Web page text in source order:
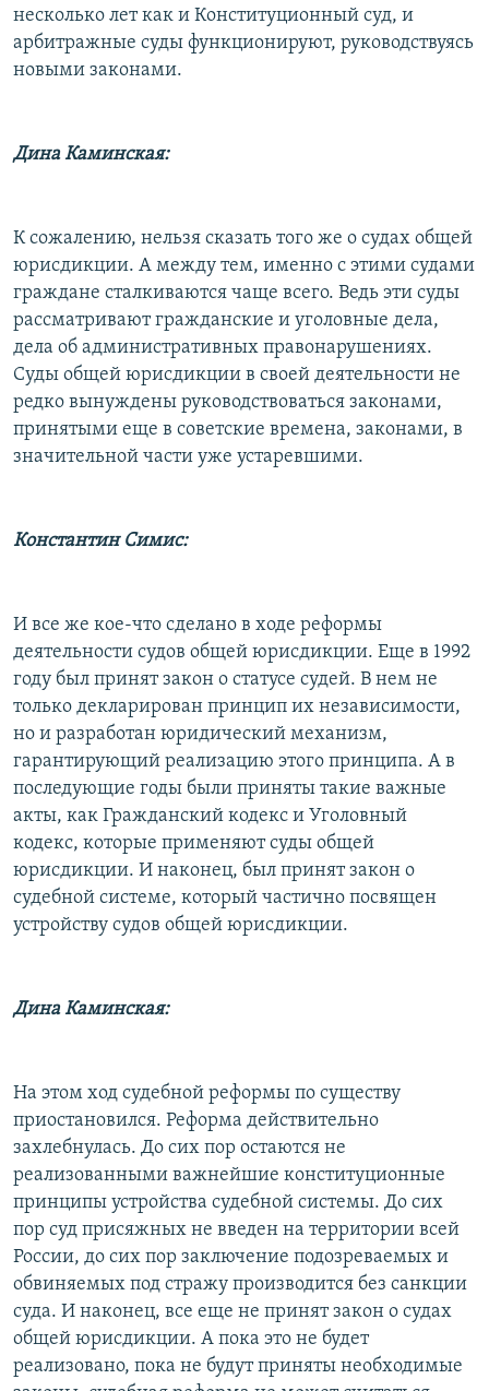
несколько лет как и Конституционный суд, и
арбитражные суды функционируют, руководствуясь
новыми законами.
Дина Каминская:
К сожалению, нельзя сказать того же о судах общей
юрисдикции. А между тем, именно с этими судами
граждане сталкиваются чаще всего. Ведь эти суды
рассматривают гражданские и уголовные дела,
дела об административных правонарушениях.
Суды общей юрисдикции в своей деятельности не
редко вынуждены руководствоваться законами,
принятыми еще в советские времена, законами, в
значительной части уже устаревшими.
Константин Симис:
И все же кое-что сделано в ходе реформы
деятельности судов общей юрисдикции. Еще в 1992
году был принят закон о статусе судей. В нем не
только декларирован принцип их независимости,
но и разработан юридический механизм,
гарантирующий реализацию этого принципа. А в
последующие годы были приняты такие важные
акты, как Гражданский кодекс и Уголовный
кодекс, которые применяют суды общей
юрисдикции. И наконец, был принят закон о
судебной системе, который частично посвящен
устройству судов общей юрисдикции.
Дина Каминская:
На этом ход судебной реформы по существу
приостановился. Реформа действительно
захлебнулась. До сих пор остаются не
реализованными важнейшие конституционные
принципы устройства судебной системы. До сих
пор суд присяжных не введен на территории всей
России, до сих пор заключение подозреваемых и
обвиняемых под стражу производится без санкции
суда. И наконец, все еще не принят закон о судах
общей юрисдикции. А пока это не будет
реализовано, пока не будут приняты необходимые